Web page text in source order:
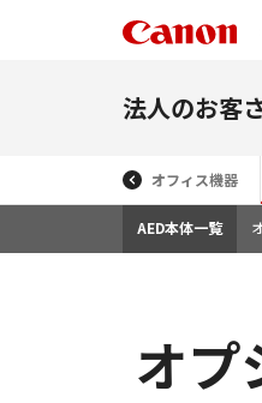
法人のお客
オフィス機器
AED本体一覧
オプ